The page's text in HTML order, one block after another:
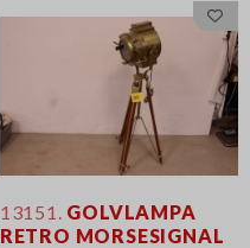
13151.
GOLVLAMPA
RETRO MORSESIGNAL